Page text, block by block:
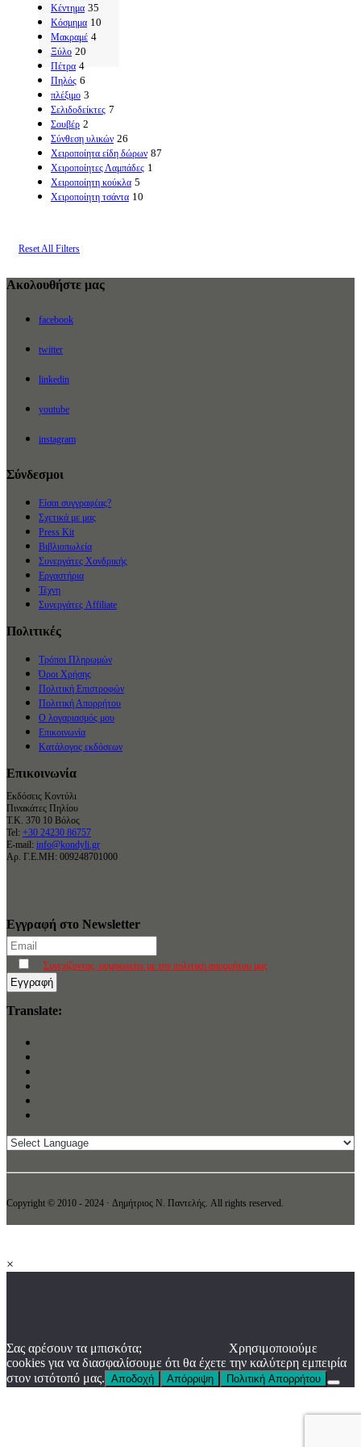
Κέντημα 35
Κόσμημα 10
Μακραμέ 4
Ξύλο 20
Πέτρα 4
Πηλός 6
πλέξιμο 3
Σελιδοδείκτες 7
Σουβέρ 2
Σύνθεση υλικών 26
Χειροποίητα είδη δώρων 87
Χειροποίητες Λαμπάδες 1
Χειροποίητη κούκλα 5
Χειροποίητη τσάντα 10
Reset All Filters
Ακολουθήστε μας
facebook
twitter
linkedin
youtube
instagram
Σύνδεσμοι
Είσαι συγγραφέας?
Σχετικά με μας
Press Kit
Βιβλιοπωλεία
Συνεργάτες Χονδρικής
Εργαστήρια
Τέχνη
Συνεργάτες Affiliate
Πολιτικές
Τρόποι Πληρωμών
Όροι Χρήσης
Πολιτική Επιστροφών
Πολιτική Απορρήτου
Ο λογαριασμός μου
Επικοινωνία
Κατάλογος εκδόσεων
Επικοινωνία
Εκδόσεις Κοντύλι
Πινακάτες Πηλίου
Τ.Κ. 370 10 Βόλος
Tel: +30 24230 86757
E-mail: info@kondyli.gr
Αρ. Γ.Ε.ΜΗ: 009248701000
Εγγραφή στο Newsletter
Συνεχίζοντας, συμφωνείτε με την πολιτική απορρήτου μας
Translate:
Copyright © 2010 - 2024 · Δημήτριος N. Παντελής. All rights reserved.
×
Σας αρέσουν τα μπισκότα;
Χρησιμοποιούμε
cookies για να διασφαλίσουμε ότι θα έχετε την καλύτερη εμπειρία
στον ιστότοπό μας. Αποδοχή Απόρριψη Πολιτική Απορρήτου